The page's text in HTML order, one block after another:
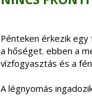
Pénteken érkezik
a hőséget. ebben a
vízfogyasztás és a
A légnyomás